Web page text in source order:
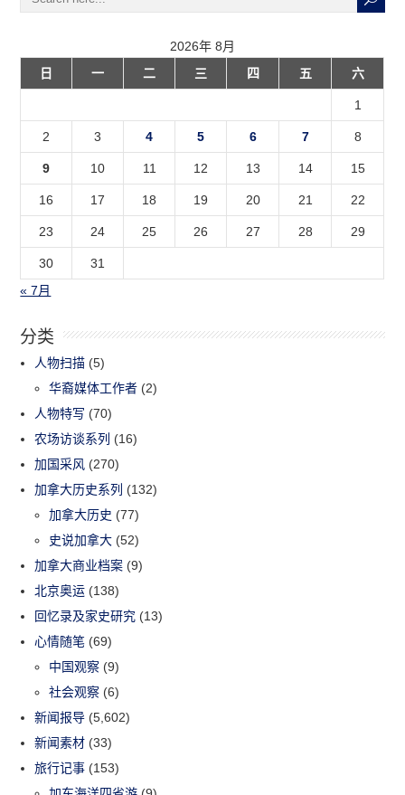
2026年 8月
日
一 二 三 四 五 六
1
2 3 4 5 6 7 8
9 10 11 12 13 14 15
16 17 18 19 20 21 22
23 24 25 26 27 28 29
30
31
« 7月
分类
人物扫描 (5)
华裔媒体工作者 (2)
人物特写 (70)
农场访谈系列 (16)
加国采风 (270)
加拿大历史系列 (132)
加拿大历史 (77)
史说加拿大 (52)
加拿大商业档案 (9)
北京奥运 (138)
回忆录及家史研究 (13)
心情随笔 (69)
中国观察 (9)
社会观察 (6)
新闻报导 (5,602)
新闻素材 (33)
旅行记事 (153)